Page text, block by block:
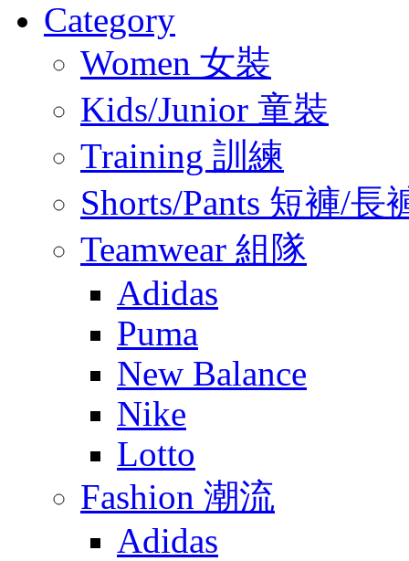
Category
Women 女裝
Kids/Junior 童裝
Training 訓練
Shorts/Pants 短褲/長
Teamwear 組隊
Adidas
Puma
New Balance
Nike
Lotto
Fashion 潮流
Adidas